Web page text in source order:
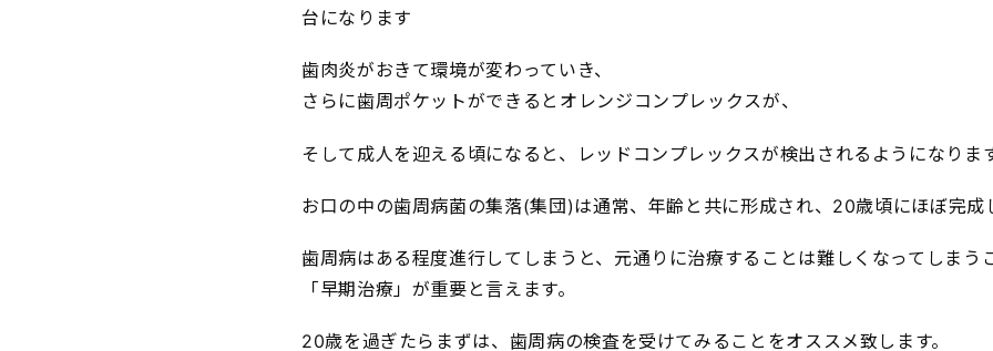
台になります
歯肉炎がおきて環境が変わっていき、
さらに歯周ポケットができるとオレンジコンプレックスが、
そして成人を迎える頃になると、レッドコンプレックスが検出されるようになります
お口の中の歯周病菌の集落(集団)は通常、年齢と共に形成され、20歳頃にほぼ完成
歯周病はある程度進行してしまうと、元通りに治療することは難しくなってしまう
「早期治療」が重要と言えます。
20歳を過ぎたらまずは、歯周病の検査を受けてみることをオススメ致します。